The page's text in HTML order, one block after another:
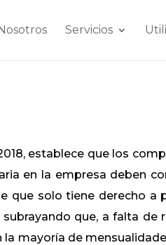
Servicios
establece que los
en la empresa deben
que solo tiene derecho a
que, a falta de
mayoría de